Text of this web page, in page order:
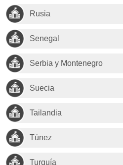
Rusia
Senegal
Serbia y Montenegro
Suecia
Tailandia
Túnez
Turquía